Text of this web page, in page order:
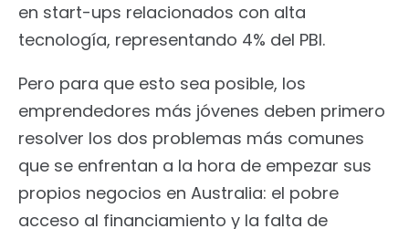
en start-ups relacionados con alta
tecnología, representando 4% del PBI.
Pero para que esto sea posible, los
emprendedores más jóvenes deben primero
resolver los dos problemas más comunes
que se enfrentan a la hora de empezar sus
propios negocios en Australia: el pobre
acceso al financiamiento y la falta de